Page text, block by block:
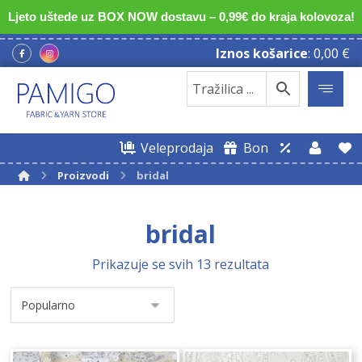
Ljeto uštede uz BOX NOW dostavu – 0,99€ do kraja kolovoza!
Iznos košarice: 0,00 €
Veleprodaja Bon
Proizvodi bridal
bridal
Prikazuje se svih 13 rezultata